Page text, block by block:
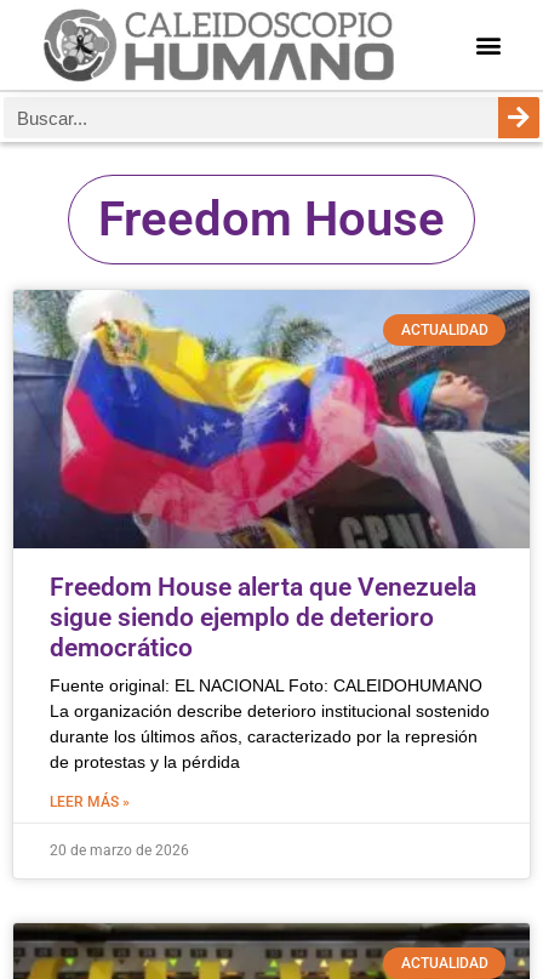
Freedom House
ACTUALIDAD
Freedom House alerta que Venezuela
sigue siendo ejemplo de deterioro
democrático
Fuente original: EL NACIONAL Foto: CALEIDOHUMANO
La organización describe deterioro institucional sostenido
durante los últimos años, caracterizado por la represión
de protestas y la pérdida
LEER MÁS »
20 de marzo de 2026
ACTUALIDAD